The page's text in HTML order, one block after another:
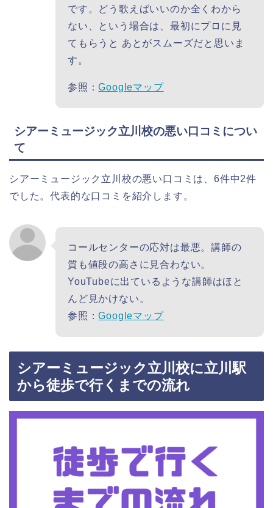
です。どう歌えばいいのか全くわから
ない、という場合は、最初にプロに見
てもらうと あとがスムーズだと思いま
す。
参照：Googleマップ
シアーミュージック立川校の悪い口コミについ
て
シアーミュージック立川校の悪い口コミは、6件中2件
でした。代表的な口コミを紹介します。
コールセンターの応対は最悪。講師の
質も値段の高さに見合わない。
YouTubeに出ているような講師はほと
んど見かけない。
参照：Googleマップ
シアーミュージック立川校に立川駅
から徒歩で行くまでの流れ